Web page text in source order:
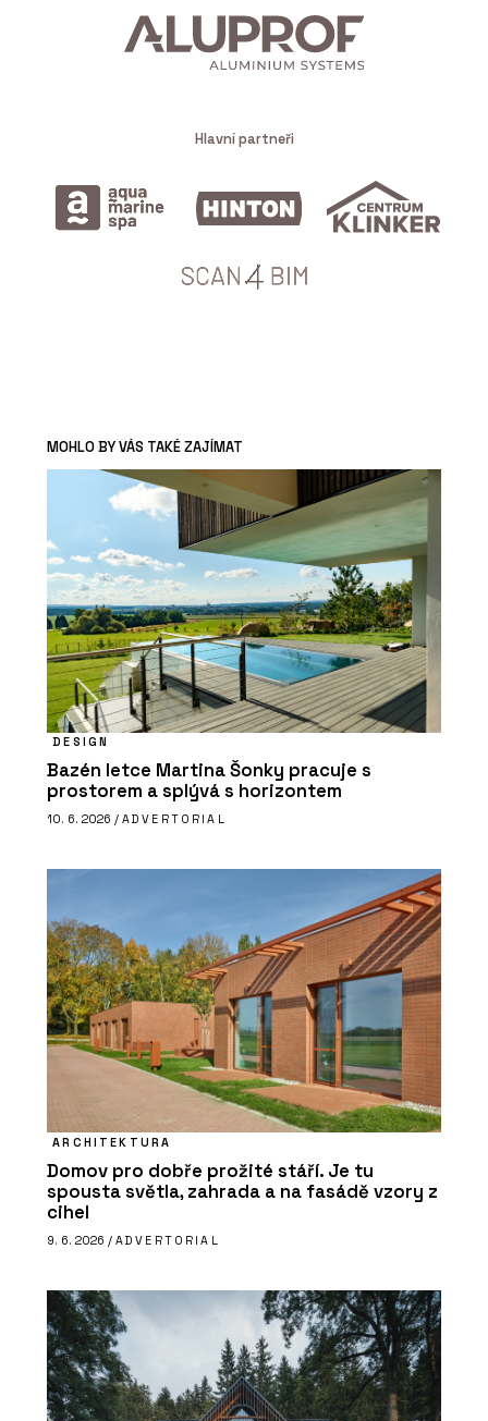
Hlavní partneři
MOHLO BY VÁS TAKÉ ZAJÍMAT
DESIGN
Bazén letce Martina Šonky pracuje s
prostorem a splývá s horizontem
10. 6. 2026 / ADVERTORIAL
ARCHITEKTURA
Domov pro dobře prožité stáří. Je tu
spousta světla, zahrada a na fasádě vzory z
cihel
9. 6. 2026 / ADVERTORIAL